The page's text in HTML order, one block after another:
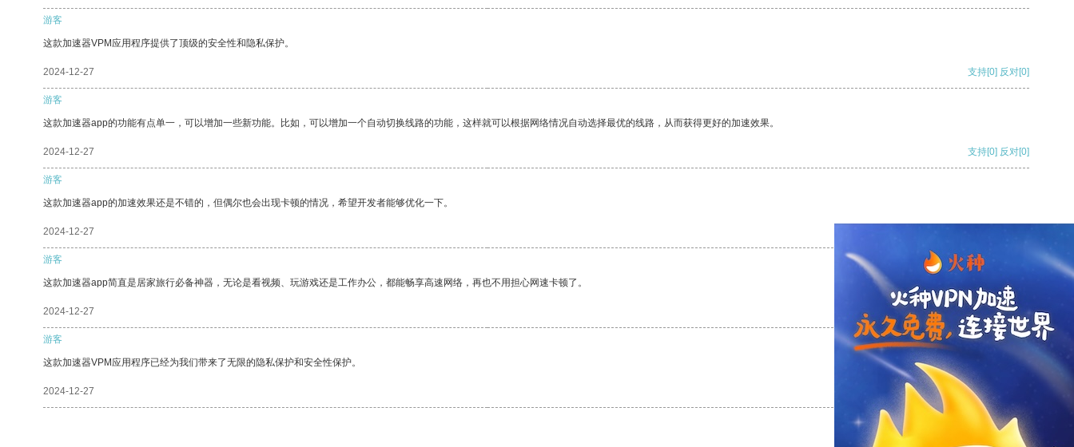
游客
这款加速器VPM应用程序提供了顶级的安全性和隐私保护。
2024-12-27 支持[0] 反对[0]
游客
这款加速器app的功能有点单一，可以增加一些新功能。比如，可以增加一个自动切换线路的功能，这样就可以根据网络情况自动选择最优的线路，从而获得更好的加速效果。
2024-12-27 支持[0] 反对[0]
游客
这款加速器app的加速效果还是不错的，但偶尔也会出现卡顿的情况，希望开发者能够优化一下。
2024-12-27
游客
这款加速器app简直是居家旅行必备神器，无论是看视频、玩游戏还是工作办公，都能畅享高速网络，再也不用担心网速卡顿了。
2024-12-27 支持 [0] 反对 [0]
游客
这款加速器VPM应用程序已经为我们带来了无限的隐私保护和安全性保护。
2024-12-27 支持